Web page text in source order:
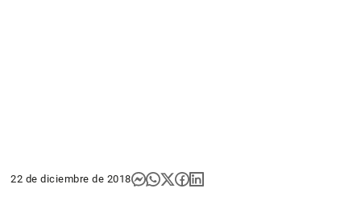
22 de diciembre de 2018